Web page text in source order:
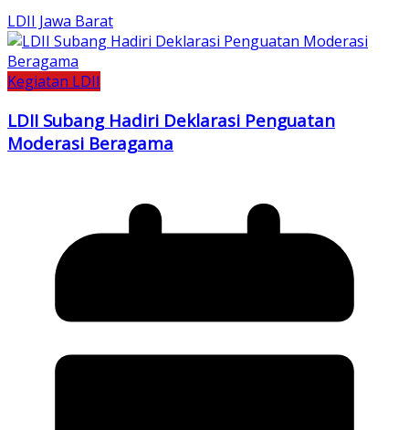
LDII Jawa Barat
Kegiatan LDII
LDII Subang Hadiri Deklarasi Penguatan
Moderasi Beragama